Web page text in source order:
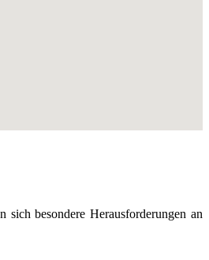
besondere Herausforderungen an